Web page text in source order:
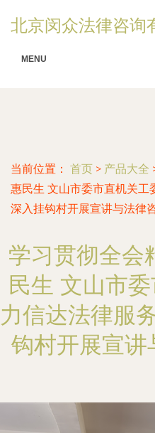
北京闵众法律咨询
MENU
当前位置： 首页 > 产品大全
惠民生 文山市委市直机关工
深入挂钩村开展宣讲与法律
学习贯彻全会
民生 文山市
力信达法律服
钩村开展宣讲